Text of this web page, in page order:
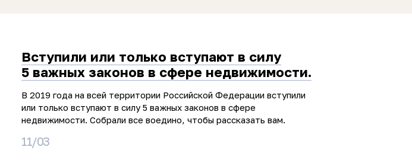
Вступили или только вступают в силу
5 важных законов в сфере недвижимости.
В 2019 года на всей территории Российской Федерации вступили
или только вступают в силу 5 важных законов в сфере
недвижимости. Собрали все воедино, чтобы рассказать вам.
11/03